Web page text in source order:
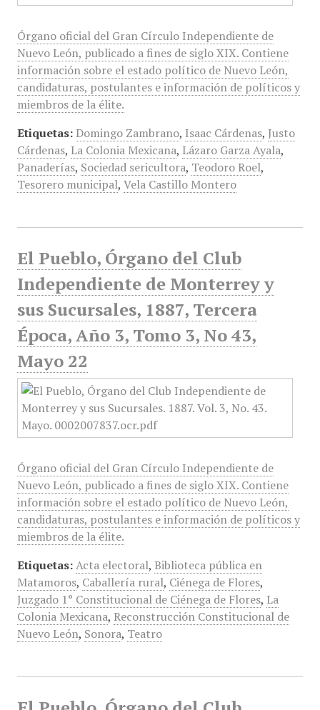
Órgano oficial del Gran Círculo Independiente de
Nuevo León, publicado a fines de siglo XIX. Contiene
información sobre el estado político de Nuevo León,
candidaturas, postulantes e información de políticos y
miembros de la élite.
Etiquetas: Domingo Zambrano, Isaac Cárdenas, Justo
Cárdenas, La Colonia Mexicana, Lázaro Garza Ayala,
Panaderías, Sociedad sericultora, Teodoro Roel,
Tesorero municipal, Vela Castillo Montero
El Pueblo, Órgano del Club
Independiente de Monterrey y
sus Sucursales, 1887, Tercera
Época, Año 3, Tomo 3, No 43,
Mayo 22
Órgano oficial del Gran Círculo Independiente de
Nuevo León, publicado a fines de siglo XIX. Contiene
información sobre el estado político de Nuevo León,
candidaturas, postulantes e información de políticos y
miembros de la élite.
Etiquetas: Acta electoral, Biblioteca pública en
Matamoros, Caballería rural, Ciénega de Flores,
Juzgado 1° Constitucional de Ciénega de Flores, La
Colonia Mexicana, Reconstrucción Constitucional de
Nuevo León, Sonora, Teatro